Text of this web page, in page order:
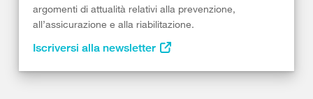
argomenti di attualità relativi alla prevenzione,
all’assicurazione e alla riabilitazione.
Iscriversi alla newsletter